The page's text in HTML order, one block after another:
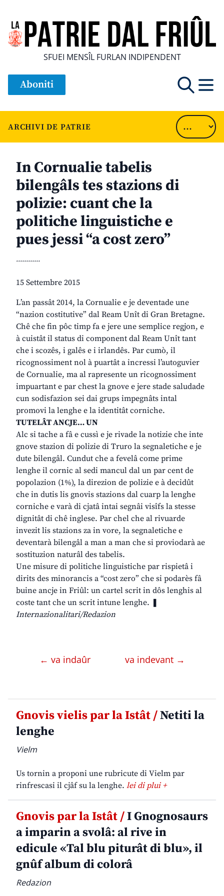
SFUEI MENSÎL FURLAN INDIPENDENT
Aboniti
ARCHIVI DE PATRIE
In Cornualie tabelis
bilengâls tes stazions di
polizie: cuant che la
politiche linguistiche e
pues jessi “a cost zero”
............
15 Settembre 2015
L’an passât 2014, la Cornualie e je deventade une
“nazion costitutive” dal Ream Unît di Gran Bretagne.
Chê che fin pôc timp fa e jere une semplice regjon, e
à cuistât il status di component dal Ream Unît tant
che i scozês, i galês e i irlandês. Par cumò, il
ricognossiment nol à puartât a incressi l’autoguvier
de Cornualie, ma al rapresente un ricognossiment
impuartant e par chest la gnove e jere stade saludade
cun sodisfazion sei dai grups impegnâts intal
promovi la lenghe e la identitât corniche.
TUTELÂT ANCJE… UN
Alc si tache a fâ e cussì e je rivade la notizie che inte
gnove stazion di polizie di Truro la segnaletiche e je
dute bilengâl. Cundut che a fevelâ come prime
lenghe il cornic al sedi mancul dal un par cent de
popolazion (1%), la direzion de polizie e à decidût
che in dutis lis gnovis stazions dal cuarp la lenghe
corniche e varà di cjatâ intai segnâi visîfs la stesse
dignitât di chê inglese. Par chel che al rivuarde
invezit lis stazions za in vore, la segnaletiche e
deventarà bilengâl a man a man che si proviodarà ae
sostituzion naturâl des tabelis.
Une misure di politiche linguistiche par rispietâ i
dirits des minorancis a “cost zero” che si podarès fâ
buine ancje in Friûl: un cartel scrit in dôs lenghis al
coste tant che un scrit intune lenghe. ❚
Internazionalitari/Redazion
← va indaûr va indevant →
Gnovis vielis par la Istât /Netiti la
lenghe
Vielm
Us tornin a proponi une rubricute di Vielm par
rinfrescasi il cjâf su la lenghe. lei di plui +
Gnovis par la Istât /I Gnognosaurs
a imparin a svolâ: al rive in
edicule «Tal blu piturât di blu», il
gnûf album di colorâ
Redazion